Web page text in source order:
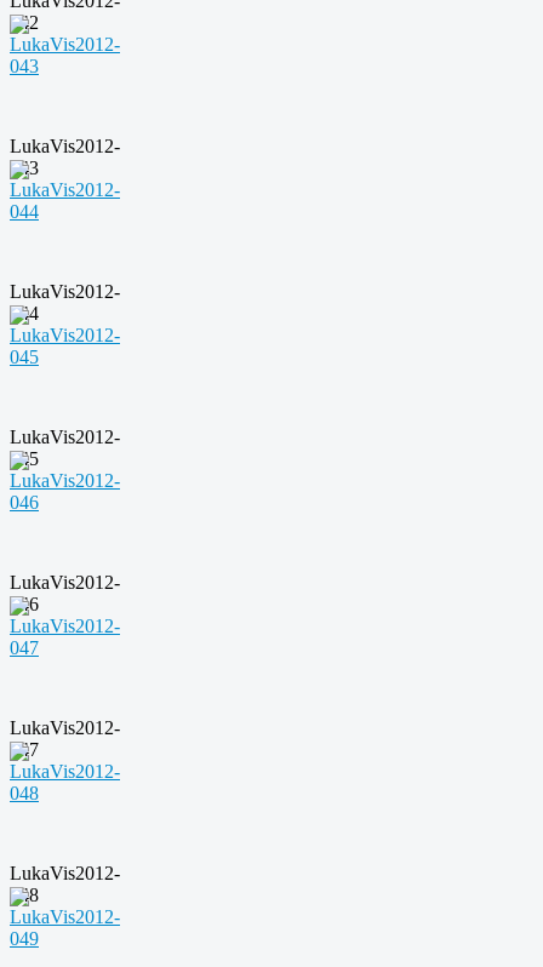
042
LukaVis2012-
043
LukaVis2012-
044
LukaVis2012-
045
LukaVis2012-
046
LukaVis2012-
047
LukaVis2012-
048